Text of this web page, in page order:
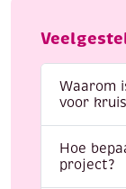
Waarom
voor
Hoe
project?